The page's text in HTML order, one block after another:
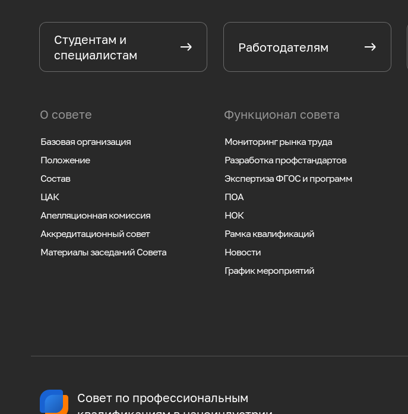
Студентам и
специалистам
Работодателям
О совете
Базовая организация
Положение
Состав
ЦАК
Апелляционная комиссия
Аккредитационный совет
Материалы заседаний Совета
Функционал совета
Мониторинг рынка труда
Разработка профстандартов
Экспертиза ФГОС и программ
ПОА
НОК
Рамка квалификаций
Новости
График мероприятий
Совет по профессиональным